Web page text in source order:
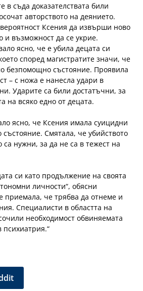
в съда доказателствата били
авторството на деянието.
Ксения да извърши ново
и възможност да се укрие.
ясно, че е убила децата си
според магистратите значи, че
безпомощно състояние. Проявила
– с ножа е нанесла удари в
Ударите са били достатъчни, за
на всяко едно от децата.
ясно, че Ксения имала суицидни
Смятала, че убийството
са нужни, за да не са в тежест на
си като продължение на своята
личности“, обясни
приемала, че трябва да отнеме и
Специалисти в областта на
необходимост обвиняемата
психиатрия.“